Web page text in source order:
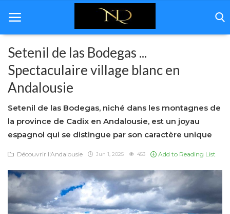
Home
Immobilière
Rénovation
Á propos de nous
Galerie
Setenil de las Bodegas ...
Spectaculaire village blanc en
Andalousie
Setenil de las Bodegas, niché dans les montagnes de
la province de Cadix en Andalousie, est un joyau
espagnol qui se distingue par son caractère unique
Découvrir l'Andalousie Jun 1, 2025 453 Add to Reading List